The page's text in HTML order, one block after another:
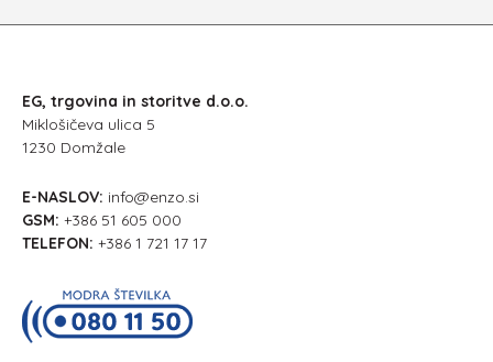
EG, trgovina in storitve d.o.o.
Miklošičeva ulica 5
1230 Domžale
E-NASLOV: info@enzo.si
GSM: +386 51 605 000
TELEFON: +386 1 721 17 17